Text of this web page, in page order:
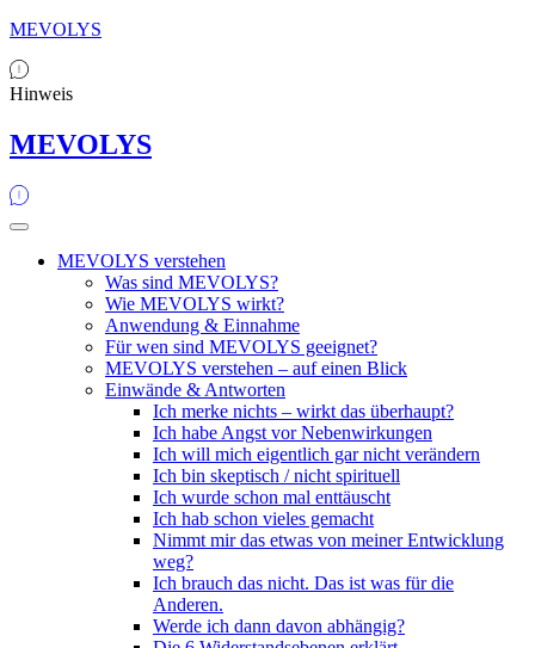
MEVOLYS
Hinweis
MEVOLYS
MEVOLYS verstehen
Was sind MEVOLYS?
Wie MEVOLYS wirkt?
Anwendung & Einnahme
Für wen sind MEVOLYS geeignet?
MEVOLYS verstehen – auf einen Blick
Einwände & Antworten
Ich merke nichts – wirkt das überhaupt?
Ich habe Angst vor Nebenwirkungen
Ich will mich eigentlich gar nicht verändern
Ich bin skeptisch / nicht spirituell
Ich wurde schon mal enttäuscht
Ich hab schon vieles gemacht
Nimmt mir das etwas von meiner Entwicklung
weg?
Ich brauch das nicht. Das ist was für die
Anderen.
Werde ich dann davon abhängig?